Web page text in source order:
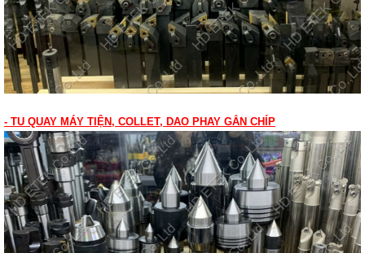
- TU QUAY MÁY TIỆN, COLLET, DAO PHAY GẮN CHÍP